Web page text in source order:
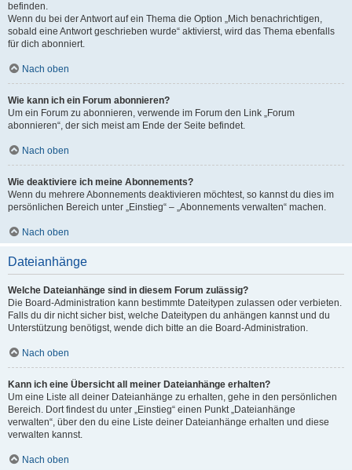
befinden.
Wenn du bei der Antwort auf ein Thema die Option „Mich benachrichtigen,
sobald eine Antwort geschrieben wurde“ aktivierst, wird das Thema ebenfalls
für dich abonniert.
Nach oben
Wie kann ich ein Forum abonnieren?
Um ein Forum zu abonnieren, verwende im Forum den Link „Forum
abonnieren“, der sich meist am Ende der Seite befindet.
Nach oben
Wie deaktiviere ich meine Abonnements?
Wenn du mehrere Abonnements deaktivieren möchtest, so kannst du dies im
persönlichen Bereich unter „Einstieg“ – „Abonnements verwalten“ machen.
Nach oben
Dateianhänge
Welche Dateianhänge sind in diesem Forum zulässig?
Die Board-Administration kann bestimmte Dateitypen zulassen oder verbieten.
Falls du dir nicht sicher bist, welche Dateitypen du anhängen kannst und du
Unterstützung benötigst, wende dich bitte an die Board-Administration.
Nach oben
Kann ich eine Übersicht all meiner Dateianhänge erhalten?
Um eine Liste all deiner Dateianhänge zu erhalten, gehe in den persönlichen
Bereich. Dort findest du unter „Einstieg“ einen Punkt „Dateianhänge
verwalten“, über den du eine Liste deiner Dateianhänge erhalten und diese
verwalten kannst.
Nach oben